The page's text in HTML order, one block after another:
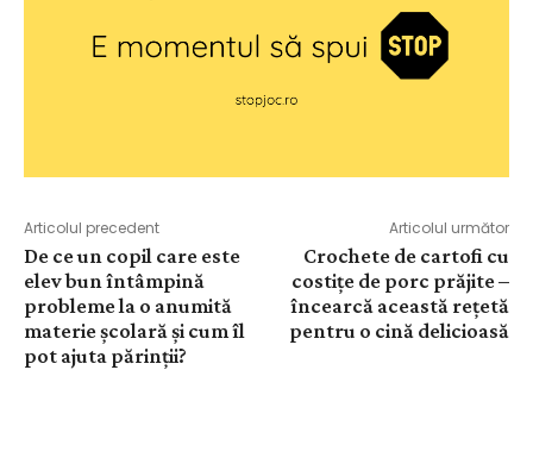
Articolul precedent
De ce un copil care este
elev bun întâmpină
probleme la o anumită
materie școlară și cum îl
pot ajuta părinții?
Articolul următor
Crochete de cartofi cu
costițe de porc prăjite –
încearcă această rețetă
pentru o cină delicioasă